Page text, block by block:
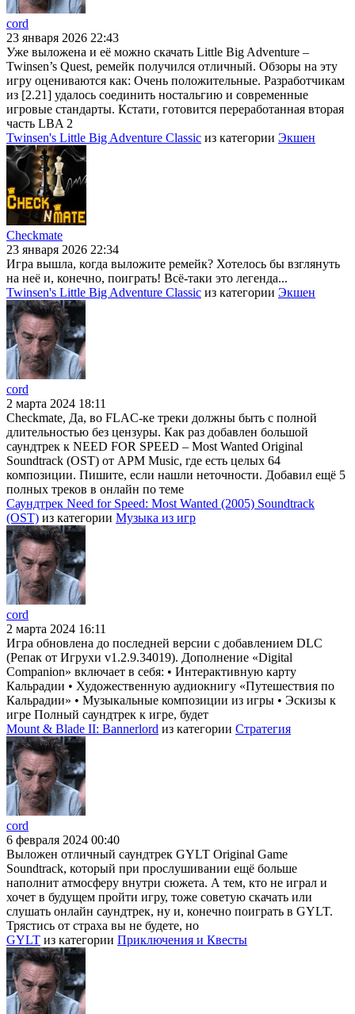
cord
23 января 2026 22:43
Уже выложена и её можно скачать Little Big Adventure –
Twinsen’s Quest, ремейк получился отличный. Обзоры на эту
игру оцениваются как: Очень положительные. Разработчикам
из [2.21] удалось соединить ностальгию и современные
игровые стандарты. Кстати, готовится переработанная вторая
часть LBA 2
Twinsen's Little Big Adventure Classic из категории Экшен
Checkmate
23 января 2026 22:34
Игра вышла, когда выложите ремейк? Хотелось бы взглянуть
на неё и, конечно, поиграть! Всё-таки это легенда...
Twinsen's Little Big Adventure Classic из категории Экшен
cord
2 марта 2024 18:11
Checkmate, Да, во FLAC-ке треки должны быть с полной
длительностью без цензуры. Как раз добавлен большой
саундтрек к NEED FOR SPEED – Most Wanted Original
Soundtrack (OST) от APM Music, где есть целых 64
композиции. Пишите, если нашли неточности. Добавил ещё 5
полных треков в онлайн по теме
Саундтрек Need for Speed: Most Wanted (2005) Soundtrack
(OST) из категории Музыка из игр
cord
2 марта 2024 16:11
Игра обновлена до последней версии с добавлением DLC
(Репак от Игрухи v1.2.9.34019). Дополнение «Digital
Companion» включает в себя: • Интерактивную карту
Кальрадии • Художественную аудиокнигу «Путешествия по
Кальрадии» • Музыкальные композиции из игры • Эскизы к
игре Полный саундтрек к игре, будет
Mount & Blade II: Bannerlord из категории Стратегия
cord
6 февраля 2024 00:40
Выложен отличный саундтрек GYLT Original Game
Soundtrack, который при прослушивании ещё больше
наполнит атмосферу внутри сюжета. А тем, кто не играл и
хочет в будущем пройти игру, тоже советую скачать или
слушать онлайн саундтрек, ну и, конечно поиграть в GYLT.
Трястись от страха вы не будете, но
GYLT из категории Приключения и Квесты